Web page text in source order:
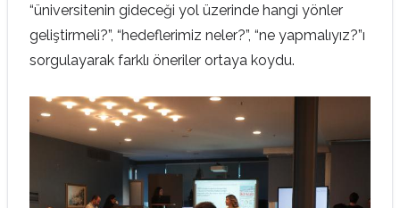
“üniversitenin gideceği yol üzerinde hangi yönler
geliştirmeli?”, “hedeflerimiz neler?”, “ne yapmalıyız?”ı
sorgulayarak farklı öneriler ortaya koydu.